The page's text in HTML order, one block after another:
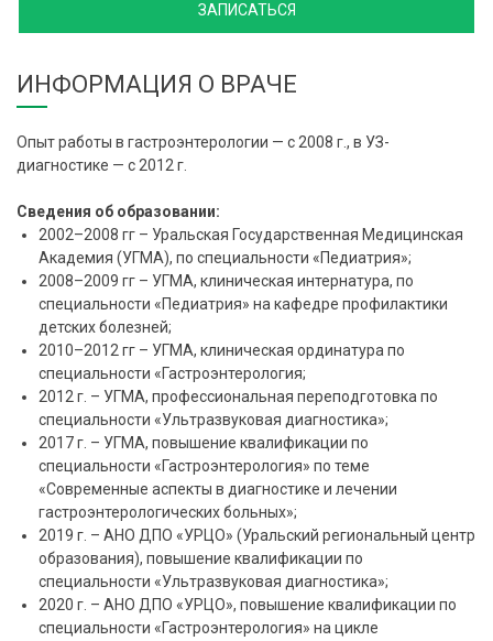
ЗАПИСАТЬСЯ
ИНФОРМАЦИЯ О ВРАЧЕ
Опыт работы в гастроэнтерологии — с 2008 г., в УЗ-
диагностике — с 2012 г.
Сведения об образовании:
2002–2008 гг – Уральская Государственная Медицинская
Академия (УГМА), по специальности «Педиатрия»;
2008–2009 гг – УГМА, клиническая интернатура, по
специальности «Педиатрия» на кафедре профилактики
детских болезней;
2010–2012 гг – УГМА, клиническая ординатура по
специальности «Гастроэнтерология;
2012 г. – УГМА, профессиональная переподготовка по
специальности «Ультразвуковая диагностика»;
2017 г. – УГМА, повышение квалификации по
специальности «Гастроэнтерология» по теме
«Современные аспекты в диагностике и лечении
гастроэнтерологических больных»;
2019 г. – АНО ДПО «УРЦО» (Уральский региональный центр
образования), повышение квалификации по
специальности «Ультразвуковая диагностика»;
2020 г. – АНО ДПО «УРЦО», повышение квалификации по
специальности «Гастроэнтерология» на цикле